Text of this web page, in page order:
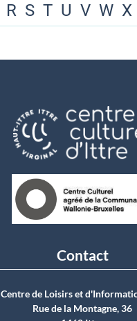
R S T U V W X
Contact
Centre de Loisirs et
Rue de la Montagne, 36